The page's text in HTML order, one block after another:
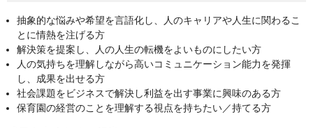
抽象的な悩みや希望を言語化し、人のキャリアや人生に関わるこ
とに情熱を注げる方
解決策を提案し、人の人生の転機をよいものにしたい方
人の気持ちを理解しながら高いコミュニケーション能力を発揮
し、成果を出せる方
社会課題をビジネスで解決し利益を出す事業に興味のある方
保育園の経営のことを理解する視点を持ちたい／持てる方